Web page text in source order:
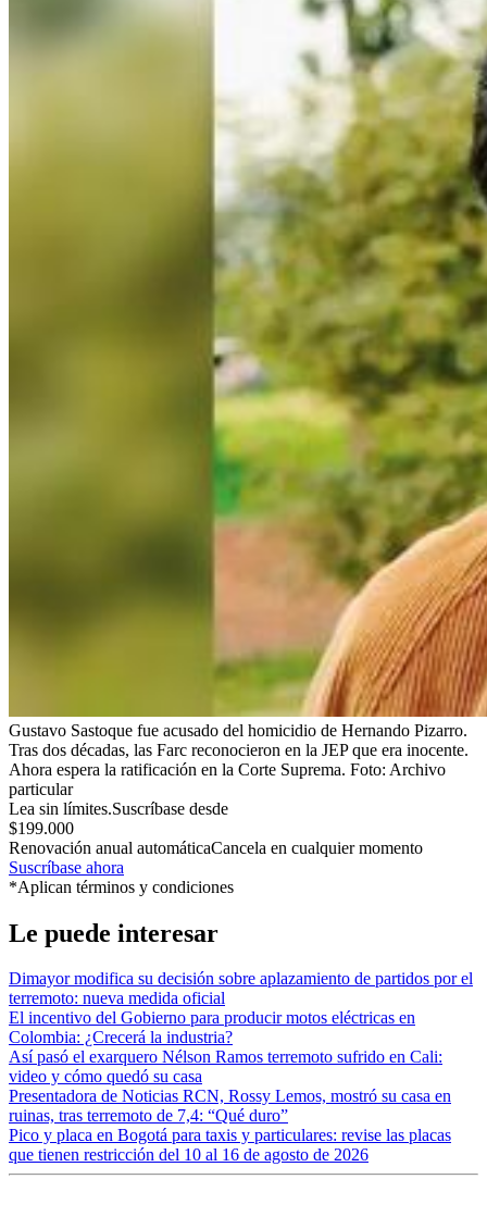
Gustavo Sastoque fue acusado del homicidio de Hernando Pizarro.
Tras dos décadas, las Farc reconocieron en la JEP que era inocente.
Ahora espera la ratificación en la Corte Suprema. Foto: Archivo
particular
Lea sin límites.Suscríbase desde
$199.000
Renovación anual automáticaCancela en cualquier momento
Suscríbase ahora
*Aplican términos y condiciones
Le puede interesar
Dimayor modifica su decisión sobre aplazamiento de partidos por el
terremoto: nueva medida oficial
El incentivo del Gobierno para producir motos eléctricas en
Colombia: ¿Crecerá la industria?
Así pasó el exarquero Nélson Ramos terremoto sufrido en Cali:
video y cómo quedó su casa
Presentadora de Noticias RCN, Rossy Lemos, mostró su casa en
ruinas, tras terremoto de 7,4: “Qué duro”
Pico y placa en Bogotá para taxis y particulares: revise las placas
que tienen restricción del 10 al 16 de agosto de 2026